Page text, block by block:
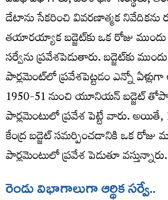
డేటాను సేకరించి వివరణాత్మక నివేదికను
తయారయ్యాక బడ్జెట్‌కు ఒక రోజు
సర్వేను ప్రవేశపెడుతారు. బడ్జెట్‌కు
పార్లమెంట్‌లో ప్రవేశపెట్టడం ఎన్నో
1950-51 నుంచి యూనియన్ బడ్జెట్
పార్లమెంటులో ప్రవేశ పెట్టే వారు. అయితే,
కేంద్ర బడ్జెట్ సమర్పించడానికి ఒక రోజు
పార్లమెంటులో ప్రవేశ పెడుతూ వస్తున్నారు.
రెండు విభాగాలుగా ఆర్థిక సర్వే..